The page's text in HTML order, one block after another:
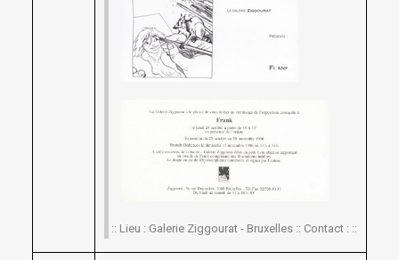
:: Lieu : Galerie Ziggourat - Bruxelles :: Contact : ::